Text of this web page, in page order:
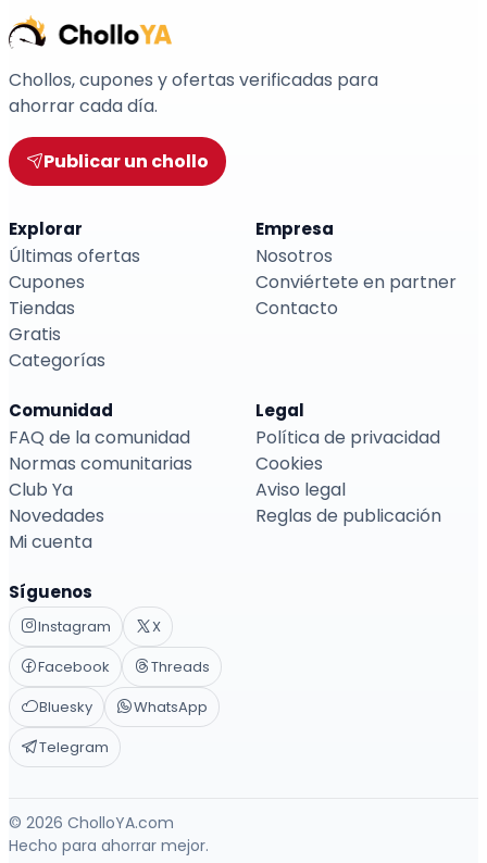
Chollos, cupones y ofertas verificadas para
ahorrar cada día.
Publicar un chollo
Explorar
Últimas ofertas
Cupones
Tiendas
Gratis
Categorías
Empresa
Nosotros
Conviértete en partner
Contacto
Comunidad
FAQ de la comunidad
Normas comunitarias
Club Ya
Novedades
Mi cuenta
Legal
Política de privacidad
Cookies
Aviso legal
Reglas de publicación
Síguenos
Instagram
X
Facebook
Threads
Bluesky
WhatsApp
Telegram
© 2026 CholloYA.com
Hecho para ahorrar mejor.